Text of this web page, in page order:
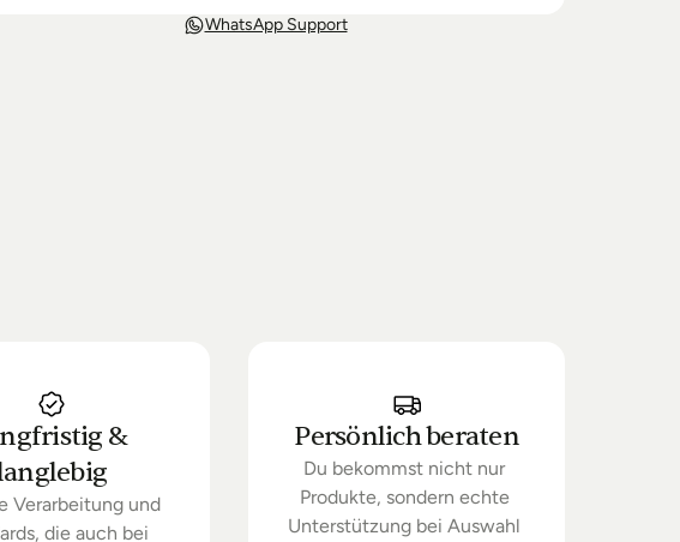
Unsere Lieferung ist in der Regel in 3-8 Tagen bei Dir. Nach
Bestellung halten wir Sie über den Status Ihrer Bestellung auf dem
WhatsApp Support
&
Verarbeitung und
die auch bei
Persönlich beraten
Du bekommst nicht nur
Produkte, sondern echte
Unterstützung bei Auswahl